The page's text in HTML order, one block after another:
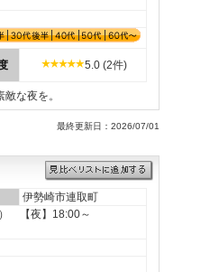
5.0 (2件)
な夜を。
最終更新日：2026/07/01
伊勢崎市連取町
） 【夜】18:00～